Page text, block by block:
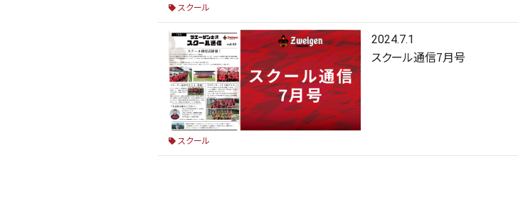
スクール
2024.7.1
スクール通信7月号
スクール